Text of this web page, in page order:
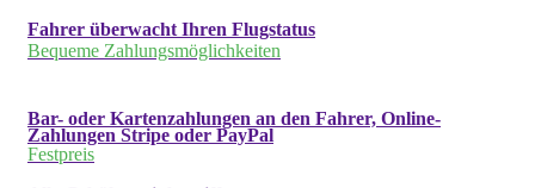
Fahrer überwacht Ihren Flugstatus
Bequeme Zahlungsmöglichkeiten
Bar- oder Kartenzahlungen an den Fahrer, Online-
Zahlungen Stripe oder PayPal
Festpreis